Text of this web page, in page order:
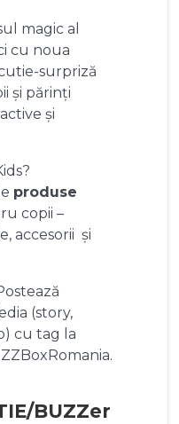
magic al
cu noua
surpriză
și părinți
și
produse
copii –
accesorii și
(story,
cu tag la
BUZZer